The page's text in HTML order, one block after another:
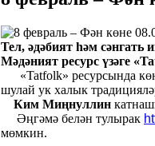
Тел, әдәбият һәм
Мәдәният ресурс үзәге
«Tatfolk» ресурсында көн
шулай ук халык
Ким Миңнуллин
Әңгәмә белән тулырак
мөмкин.